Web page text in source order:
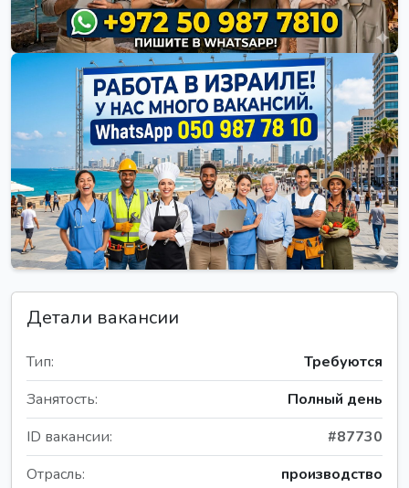
Детали вакансии
Тип:
Требуются
Занятость:
Полный день
ID вакансии:
#87730
Отрасль:
производство